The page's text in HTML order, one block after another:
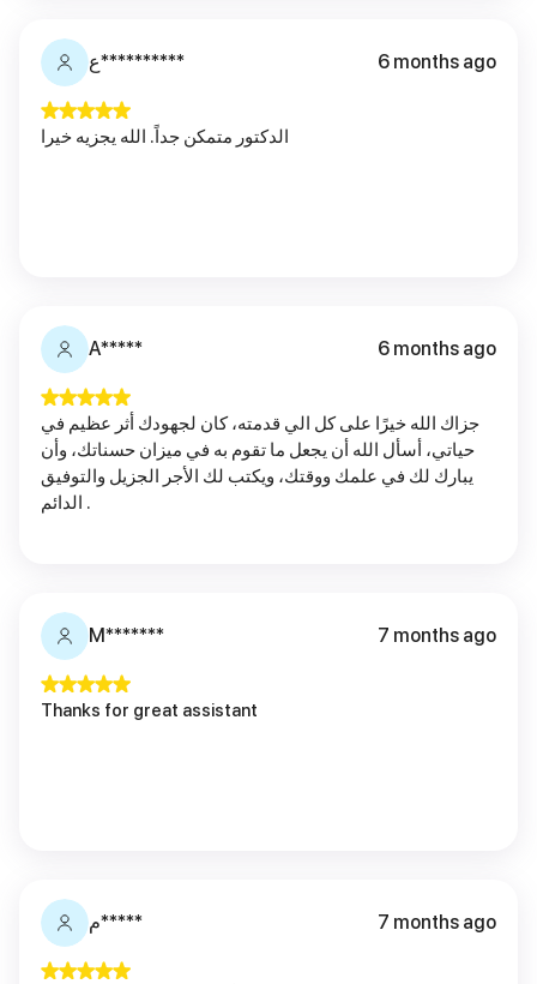
ع********** 6 months ago
الدكتور متمكن جداً. الله يجزيه خيرا
A***** 6 months ago
جزاك الله خيرًا على كل الي قدمته، كان لجهودك أثر عظيم في
حياتي، أسأل الله أن يجعل ما تقوم به في ميزان حسناتك، وأن
يبارك لك في علمك ووقتك، ويكتب لك الأجر الجزيل والتوفيق
الدائم .
M******* 7 months ago
Thanks for great assistant
م***** 7 months ago